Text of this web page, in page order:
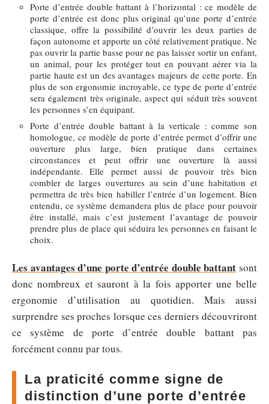
Porte d’entrée double battant à l’horizontal : ce modèle de
porte d’entrée est donc plus original qu’une porte d’entrée
classique, offre la possibilité d’ouvrir les deux parties de
façon autonome et apporte un côté relativement pratique. Ne
pas ouvrir la partie basse pour ne pas laisser sortir un enfant,
un animal, pour les protéger tout en pouvant aérer via la
partie haute est un des avantages majeurs de cette porte. En
plus de son ergonomie incroyable, ce type de porte d’entrée
sera également très originale, aspect qui séduit très souvent
les personnes s’en équipant.
Porte d’entrée double battant à la verticale : comme son
homologue, ce modèle de porte d’entrée permet d’offrir une
ouverture plus large, bien pratique dans certaines
circonstances et peut offrir une ouverture là aussi
indépendante. Elle permet aussi de pouvoir très bien
combler de larges ouvertures au sein d’une habitation et
permettra de très bien habiller l’entrée d’un logement. Bien
entendu, ce système demandera plus de place pour pouvoir
être installé, mais c’est justement l’avantage de pouvoir
prendre plus de place qui séduira les personnes en faisant le
choix.
Les avantages d’une porte d’entrée double battant sont
donc nombreux et sauront à la fois apporter une belle
ergonomie d’utilisation au quotidien. Mais aussi
surprendre ses proches lorsque ces derniers découvriront
ce système de porte d’entrée double battant pas
forcément connu par tous.
La praticité comme signe de
distinction d’une porte d’entrée